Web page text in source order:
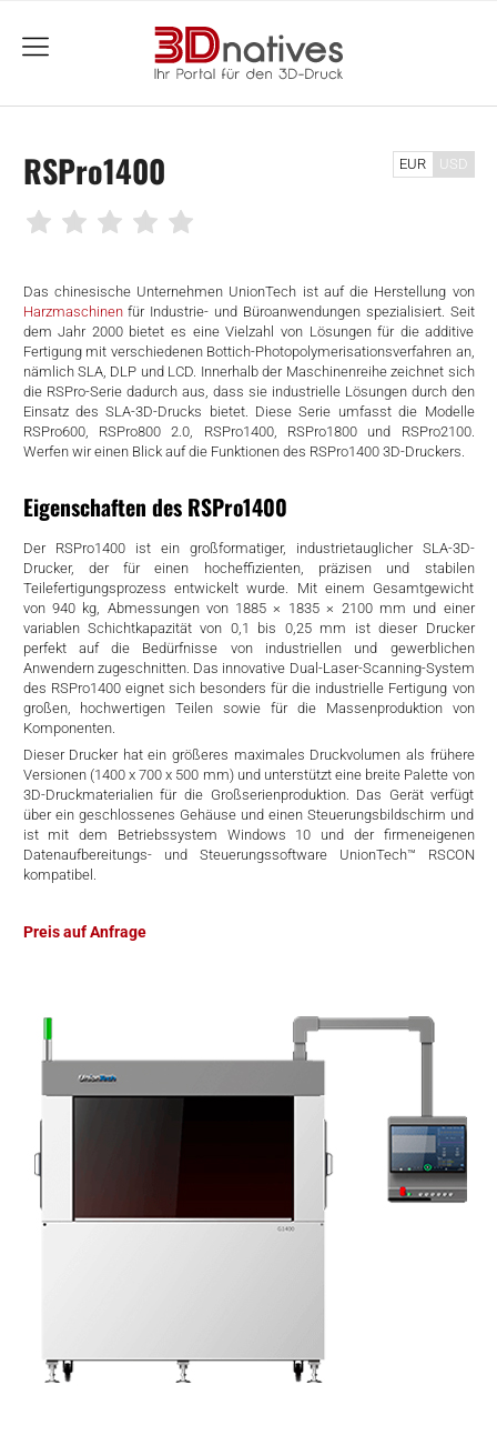
menu
RSPro1400
Das chinesische Unternehmen UnionTech ist auf die Herstellung von
Harzmaschinenfür Industrie- und Büroanwendungen spezialisiert. Seit
dem Jahr 2000 bietet es eine Vielzahl von Lösungen für die additive
Fertigung mit verschiedenen Bottich-Photopolymerisationsverfahren an,
nämlich SLA, DLP und LCD. Innerhalb der Maschinenreihe zeichnet sich
die RSPro-Serie dadurch aus, dass sie industrielle Lösungen durch den
Einsatz des SLA-3D-Drucks bietet. Diese Serie umfasst die Modelle
RSPro600, RSPro800 2.0, RSPro1400, RSPro1800 und RSPro2100.
Werfen wir einen Blick auf die Funktionen des RSPro1400 3D-Druckers.
Eigenschaften des RSPro1400
Der RSPro1400 ist ein großformatiger, industrietauglicher SLA-3D-
Drucker, der für einen hocheffizienten, präzisen und stabilen
Teilefertigungsprozess entwickelt wurde. Mit einem Gesamtgewicht
von 940 kg, Abmessungen von 1885 × 1835 × 2100 mm und einer
variablen Schichtkapazität von 0,1 bis 0,25 mm ist dieser Drucker
perfekt auf die Bedürfnisse von industriellen und gewerblichen
Anwendern zugeschnitten. Das innovative Dual-Laser-Scanning-System
des RSPro1400 eignet sich besonders für die industrielle Fertigung von
großen, hochwertigen Teilen sowie für die Massenproduktion von
Komponenten.
Dieser Drucker hat ein größeres maximales Druckvolumen als frühere
Versionen (1400 x 700 x 500 mm) und unterstützt eine breite Palette von
3D-Druckmaterialien für die Großserienproduktion. Das Gerät verfügt
über ein geschlossenes Gehäuse und einen Steuerungsbildschirm und
ist mit dem Betriebssystem Windows 10 und der firmeneigenen
Datenaufbereitungs- und Steuerungssoftware UnionTech™ RSCON
kompatibel.
EUR USD
Preis auf Anfrage